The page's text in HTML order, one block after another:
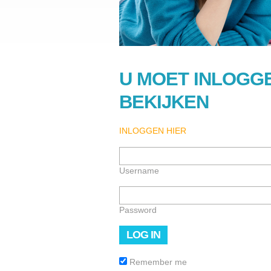
U MOET
BEKIJKEN
INLOGGEN HIER
Username
Password
Remember me